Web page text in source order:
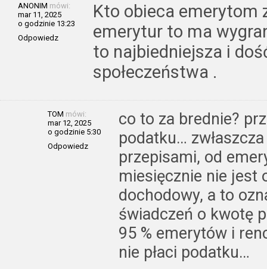
ANONIM mówi:
mar 11, 2025
o godzinie 13:23
Odpowiedz
Kto obieca emerytom
emerytur to ma
to najbiedniejsza i
społeczeństwa .
TOM mówi:
mar 12, 2025
o godzinie 5:30
Odpowiedz
co to za brednie?
podatku…
przepisami, od
miesięcznie nie jest
dochodowy, a to
świadczeń o kwotę
95 % emerytów i
nie płaci podatku…